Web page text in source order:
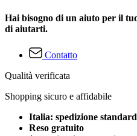
Hai bisogno di un aiuto per il
di aiutarti.
Contatto
Qualità verificata
Shopping sicuro e affidabile
Italia: spedizione
Reso gratuito